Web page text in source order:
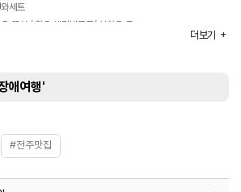
세트
꽃살 / 한우 생갈비모듬/ 설화육 등
더보기
애여행'
#전주맛집